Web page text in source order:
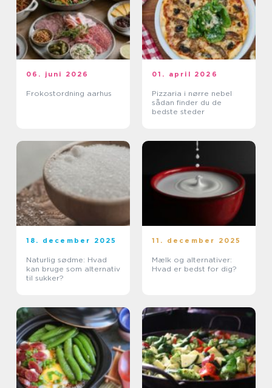
06. juni 2026
Frokostordning aarhus
01. april 2026
Pizzaria i nørre nebel
sådan finder du de
bedste steder
18. december 2025
Naturlig sødme: Hvad
kan bruge som alternativ
til sukker?
11. december 2025
Mælk og alternativer:
Hvad er bedst for dig?